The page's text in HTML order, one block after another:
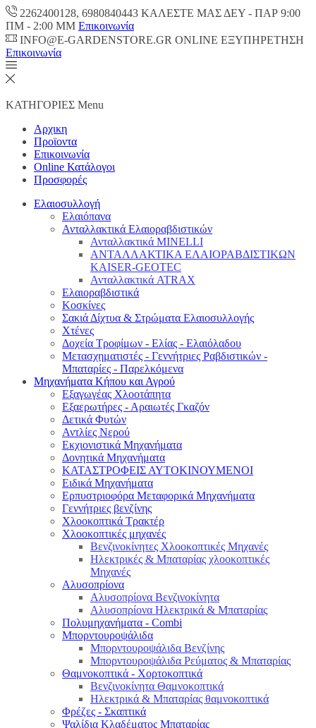
2262400128, 6980840443 ΚΑΛΕΣΤΕ ΜΑΣ ΔΕΥ - ΠΑΡ 9:00
ΠM - 2:00 ΜΜ Επικοινωνία
INFO@E-GARDENSTORE.GR ONLINE ΕΞΥΠΗΡΕΤΗΣH
Επικοινωνία
ΚΑΤΗΓΟΡΙΕΣ Menu
Αρχικη
Προϊοντα
Επικοινωνία
Online Κατάλογοι
Προσφορές
Ελαιοσυλλογή
Ελαιόπανα
Ανταλλακτικά Ελαιοραβδιστικών
Ανταλλακτικά MINELLI
ΑΝΤΑΛΛΑΚΤΙΚΑ ΕΛΑΙΟΡΑΒΔΙΣΤΙΚΩΝ
KAISER-GEOTEC
Ανταλλακτικά ATRAX
Ελαιοραβδιστικά
Κοσκίνες
Σακιά Δίχτυα & Στρώματα Ελαιοσυλλογής
Χτένες
Δοχεία Τροφίμων - Ελίας - Ελαιόλαδου
Μετασχηματιστές - Γεννήτριες Ραβδιστικών -
Μπαταρίες - Παρελκόμενα
Μηχανήματα Κήπου και Αγρού
Εξαγωγέας Χλοοτάπητα
Εξαερωτήρες - Αραιωτές Γκαζόν
Δετικά Φυτών
Αντλίες Νερού
Εκχιονιστικά Μηχανήματα
Δονητικά Μηχανήματα
ΚΑΤΑΣΤΡΟΦΕΙΣ ΑΥΤΟΚΙΝΟΥΜΕΝΟΙ
Ειδικά Μηχανήματα
Eρπυστριοφόρα Μεταφορικά Μηχανήματα
Γεννήτριες βενζίνης
Χλοοκοπτικά Τρακτέρ
Χλοοκοπτικές μηχανές
Βενζινοκίνητες Χλοοκοπτικές Μηχανές
Ηλεκτρικές & Μπαταρίας χλοοκοπτικές
Μηχανές
Αλυσοπρίονα
Αλυσοπρίονα Βενζινοκίνητα
Αλυσοπρίονα Ηλεκτρικά & Μπαταρίας
Πολυμηχανήματα - Combi
Μπορντουροψάλιδα
Μπορντουροψάλιδα Βενζίνης
Μπορντουροψάλιδα Ρεύματος & Μπαταρίας
Θαμνοκοπτικά - Χορτοκοπτικά
Βενζινοκίνητα Θαμνοκοπτικά
Ηλεκτρικά & Μπαταρίας θαμνοκοπτικά
Φρέζες - Σκαπτικά
Ψαλίδια Κλαδέματος Μπαταρίας